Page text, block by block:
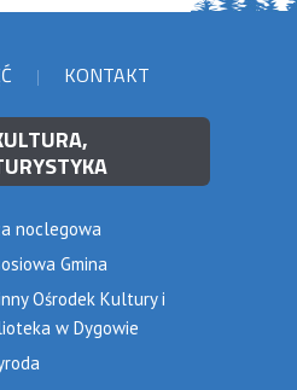
KONTAKT
noclegowa
Gmina
Ośrodek Kultury i
w Dygowie